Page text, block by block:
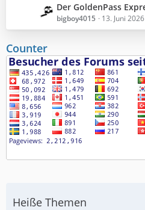
e
e
t
t
e
B
e
i
t
r
ä
e
Der GoldenPass Express - Im
bigboy4015 13. Juni
Counter
Heiße Themen